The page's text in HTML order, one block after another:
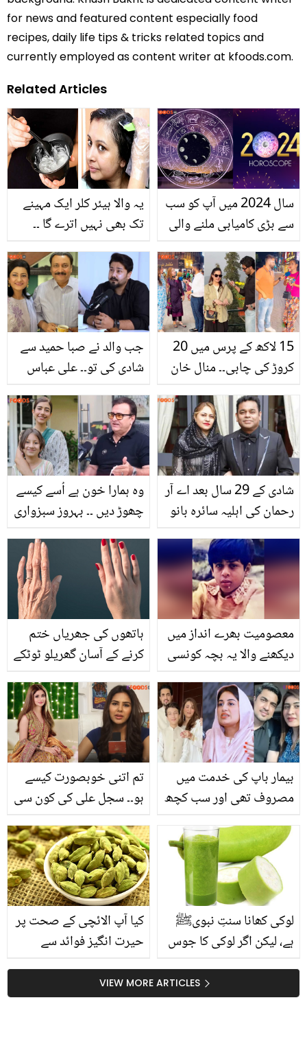
for news and featured content especially food
recipes, daily life tips & tricks related topics and
currently employed as content writer at kfoods.com.
Related Articles
یہ والا ہیئر کلر ایک مہینے
تک بھی نہیں اترے گا ۔۔
شامل کریں کہ بالوں کا رنگ
کئی دنوں تک چلے؟
بیوٹیشن نے راز بتا دیا
سال 2024 میں آپ کو سب
سے بڑی کامیابی ملنے والی
ستاروں کیلئے کامیابی اور
خوش قسمت کا سال ہوگا؟
جب والد نے صبا حمید سے
شادی کی تو۔۔ علی عباس
چھپے زخم کھول کے رکھ
دیئے
15 لاکھ کے پرس میں 20
کروڑ کی چابی۔۔ منال خان
کو کیسے روسٹ کیا؟
دلچسپ ویڈیو
وہ ہمارا خون ہے اُسے کیسے
چھوڑ دیں ۔۔ بہروز سبزواری
کیا نصیحت کرتے رہتے
ہیں؟
شادی کے 29 سال بعد اے آر
رحمان کی اہلیہ سائرہ بانو
دیا، وجہ کیا سامنے آئی؟
ہاتھوں کی جھریاں ختم
کرنے کے آسان گھریلو ٹوٹکے
معصومیت بھرے انداز میں
دیکھنے والا یہ بچہ کونسی
والے بھی پہچاننے میں
ناکام ہوجائیں گے
تم اتنی خوبصورت کیسے
ہو۔۔ سجل علی کی کون سی
بھی تعریف کرنے پر مجبور
کردیا؟
بیمار باپ کی خدمت میں
مصروف تھی اور سب کچھ
فرح اقرار شوہر کی تیسری
شادی سے سچ بول پڑیں
کیا آپ الائچی کے صحت پر
حیرت انگیز فوائد سے
کے چند ایسے جادوئی فوائد
اور استعمال جو کر دیں آپ
لوکی کھانا سنتِ نبویﷺ
ہے، لیکن اگر لوکی کا جوس
حیرت انگیز فوائد جان کر
آپ بھی حیران رہ جائیں
VIEW MORE ARTICLES